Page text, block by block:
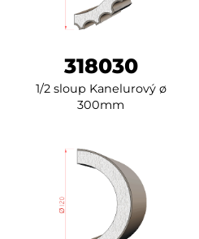
318030
1/2 sloup Kanelurový ø
300mm